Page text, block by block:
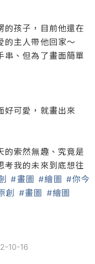
的孩子，目前他還在
的主人帶他回家～
串、但為了畫面簡單
好可愛，就畫出來
的索然無趣、究竟是
考我的未來到底想往
#畫圖 #繪圖
#你今
創 #畫圖
#繪圖
10-16